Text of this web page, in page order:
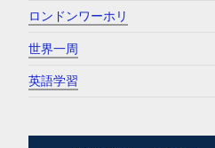
ロンドンワーホリ
世界一周
英語学習